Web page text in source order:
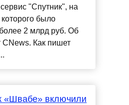
"Спутник", на
которого было
2 млрд руб. Об
CNews. Как пишет
«Швабе» включили